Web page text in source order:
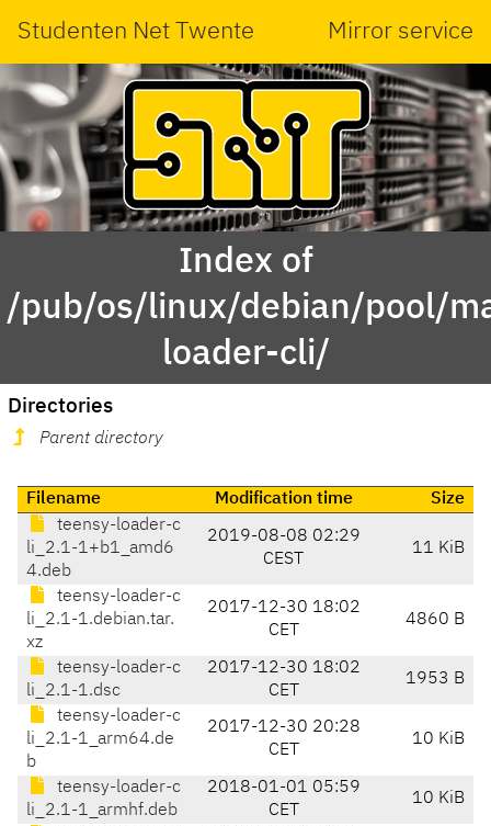
Studenten Net Twente Mirror service
Index of
/pub/os/linux/debian/pool/
loader-cli/
Directories
Parent directory
Filename Modification time
Size
teensy-loader-c
li_2.1-1+b1_amd6
4.deb
2019-08-08 02:29
CEST
11 KiB
teensy-loader-c
li_2.1-1.debian.tar.
xz
2017-12-30 18:02
CET
4860 B
teensy-loader-c
li_2.1-1.dsc
2017-12-30 18:02
CET
1953 B
teensy-loader-c
li_2.1-1_arm64.de
b
2017-12-30 20:28
CET
10 KiB
teensy-loader-c
li_2.1-1_armhf.deb
2018-01-01 05:59
CET
10 KiB